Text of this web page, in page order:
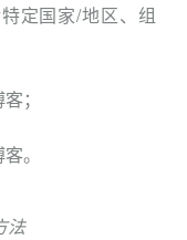
定国家/地区、组
；
。
法